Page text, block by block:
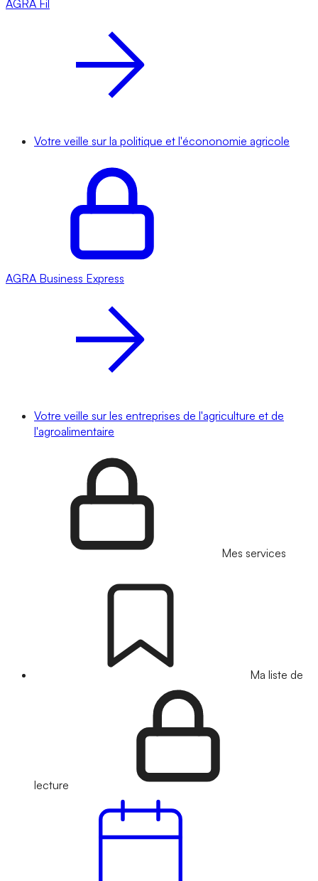
AGRA Fil
Votre veille sur la politique et l'écononomie agricole
AGRA Business Express
Votre veille sur les entreprises de l'agriculture et de
l'agroalimentaire
Mes services
Ma liste de
lecture